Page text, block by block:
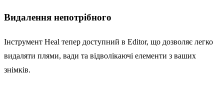
Видалення непотрібного
Інструмент Heal тепер доступний в Editor, що дозволяє легко
видаляти плями, вади та відволікаючі елементи з ваших
знімків.